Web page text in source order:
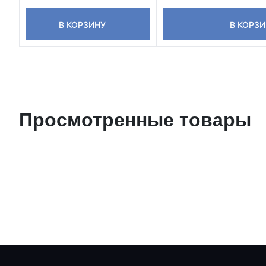
В КОРЗИНУ В
Просмотренные товары